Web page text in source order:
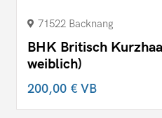
71522 Backnang
BHK Britisch
weiblich)
200,00 €VB